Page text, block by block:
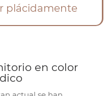
plácidamente
en color